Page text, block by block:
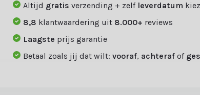
Altijd gratisverzending + zelf leverdatum
8,8 klantwaardering uit 8.000+ reviews
Laagste prijs garantie
Betaal zoals jij dat wilt:vooraf, achteraf of